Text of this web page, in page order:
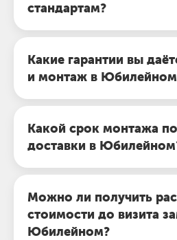
стандартам?
Какие гарантии вы
и монтаж в
Какой срок монтажа
доставки в
Можно ли получить
стоимости до визита
Юбилейном?